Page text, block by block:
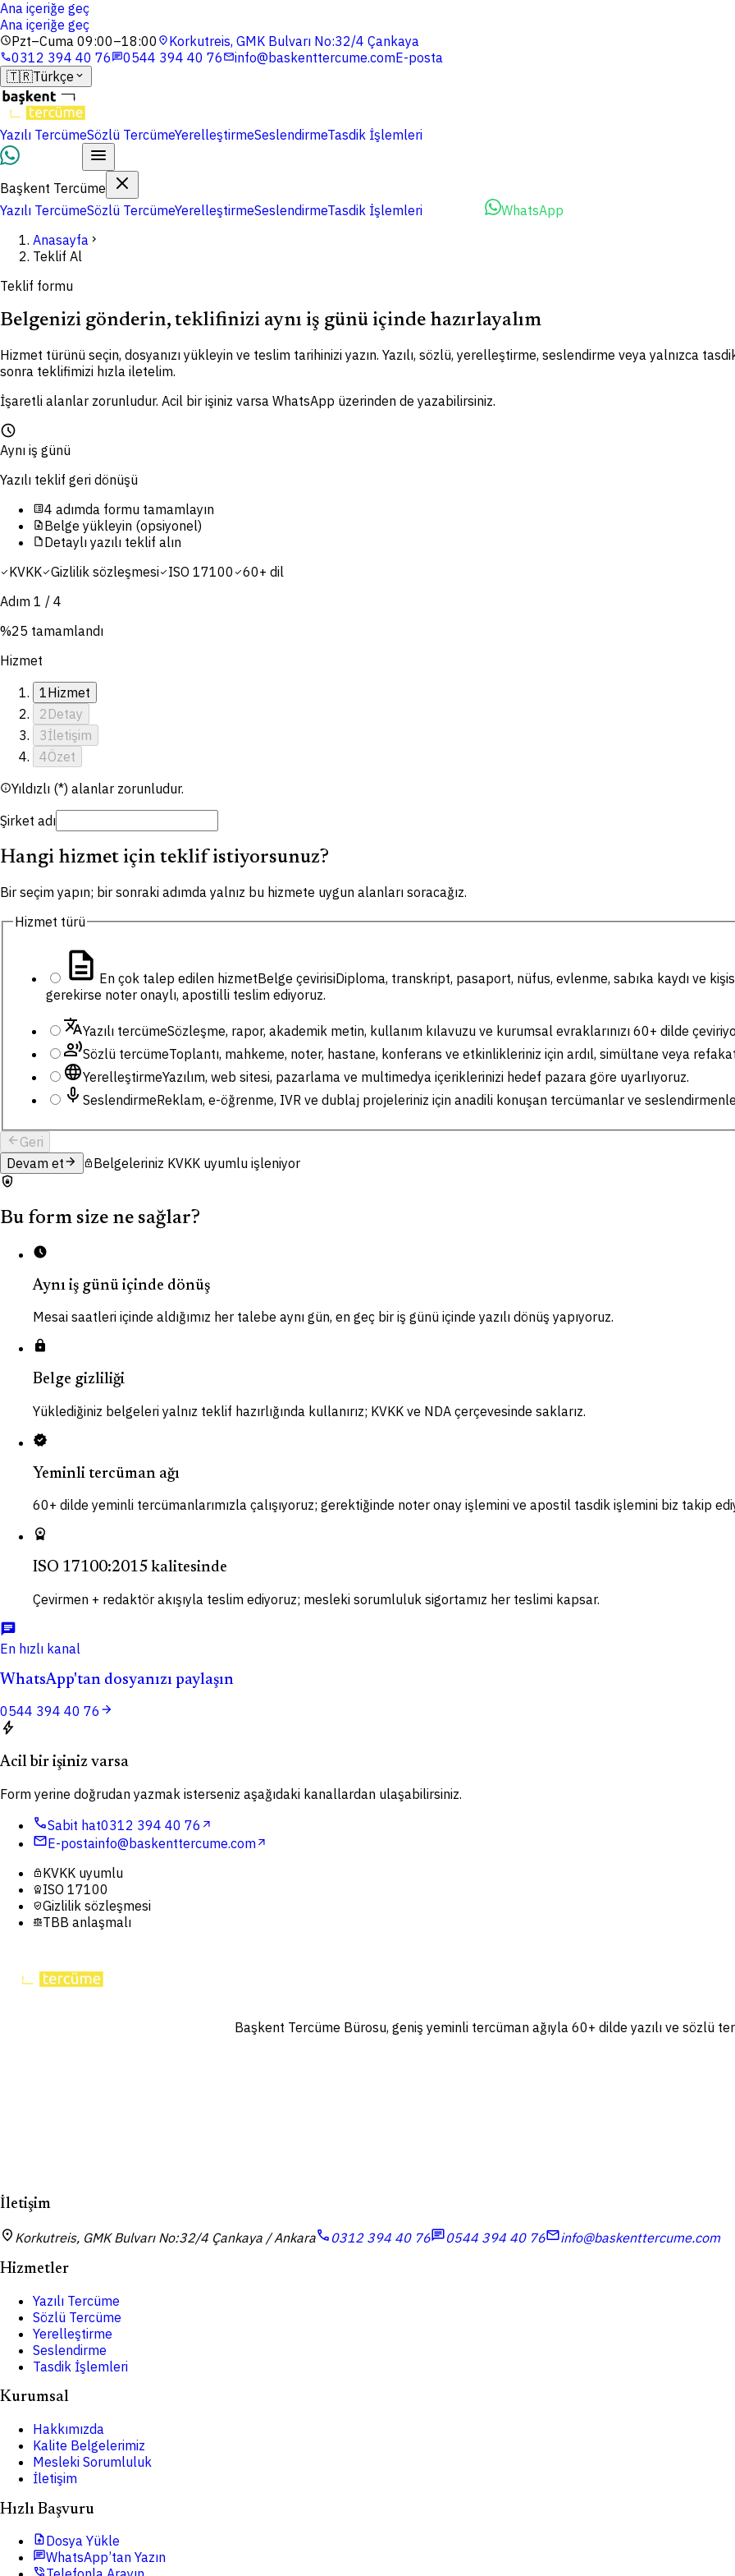
Ana içeriğe geç
Ana içeriğe geç
schedulePzt–Cuma 09:00–18:00 location_onKorkutreis, GMK Bulvarı No:32/4 Çankaya
phone0312 394 40 76chat0544 394 40 76mailinfo@baskenttercume.comE-posta
🇹🇷Türkçe expand_more
Yazılı TercümeSözlü TercümeYerelleştirmeSeslendirmeTasdik İşlemleri
Başkent Tercüme
Yazılı TercümeSözlü TercümeYerelleştirmeSeslendirmeTasdik İşlemleri
WhatsApp
Anasayfa chevron_right
Teklif Al
Teklif formu
Belgenizi gönderin, teklifinizi aynı iş günü içinde hazırlayalım
Hizmet türünü seçin, dosyanızı yükleyin ve teslim tarihinizi yazın. Yazılı, sözlü, yerelleştirme, seslendirme veya yalnızca
sonra teklifimizi hızla iletelim.
İşaretli alanlar zorunludur. Acil bir işiniz varsa WhatsApp üzerinden de yazabilirsiniz.
schedule
Aynı iş günü
Yazılı teklif geri dönüşü
list_alt4 adımda formu tamamlayın
upload_fileBelge yükleyin (opsiyonel)
draftDetaylı yazılı teklif alın
check KVKKcheckGizlilik sözleşmesicheck ISO 17100 check60+ dil
Adım 1 / 4
%25 tamamlandı
Hizmet
1Hizmet
2 Detay
3İletişim
4Özet
infoYıldızlı (*) alanlar zorunludur.
Şirket adı
Hangi hizmet için teklif istiyorsunuz?
Bir seçim yapın; bir sonraki adımda yalnız bu hizmete uygun alanları soracağız.
Hizmet türü
description En çok talep edilen hizmetBelge çevirisiDiploma, transkript, pasaport, nüfus, evlenme, sabıka kaydı ve
gerekirse noter onaylı, apostilli teslim ediyoruz.
translateYazılı tercümeSözleşme, rapor, akademik metin, kullanım kılavuzu ve kurumsal evraklarınızı 60+ dilde
record_voice_overSözlü tercümeToplantı, mahkeme, noter, hastane, konferans ve etkinlikleriniz için ardıl, simültane veya
languageYerelleştirmeYazılım, web sitesi, pazarlama ve multimedya içeriklerinizi hedef pazara göre uyarlıyoruz.
mic SeslendirmeReklam, e-öğrenme, IVR ve dublaj projeleriniz için anadili konuşan tercümanlar ve
arrow_back Geri
Devam etarrow_forward lock Belgeleriniz KVKK uyumlu işleniyor
shield_lock
Bu form size ne sağlar?
schedule
Aynı iş günü içinde dönüş
Mesai saatleri içinde aldığımız her talebe aynı gün, en geç bir iş günü içinde yazılı dönüş yapıyoruz.
lock
Belge gizliliği
Yüklediğiniz belgeleri yalnız teklif hazırlığında kullanırız; KVKK ve NDA çerçevesinde saklarız.
verified
Yeminli tercüman ağı
60+ dilde yeminli tercümanlarımızla çalışıyoruz; gerektiğinde noter onay işlemini ve apostil tasdik işlemini biz takip
workspace_premium
ISO 17100:2015 kalitesinde
Çevirmen + redaktör akışıyla teslim ediyoruz; mesleki sorumluluk sigortamız her teslimi kapsar.
chat
En hızlı kanal
WhatsApp'tan dosyanızı paylaşın
0544 394 40 76 arrow_forward
bolt
Acil bir işiniz varsa
Form yerine doğrudan yazmak isterseniz aşağıdaki kanallardan ulaşabilirsiniz.
callSabit hat0312 394 40 76 arrow_outward
mailE-postainfo@baskenttercume.comarrow_outward
lock KVKK uyumlu
workspace_premium ISO 17100
verified_userGizlilik sözleşmesi
balanceTBB anlaşmalı
Başkent Tercüme Bürosu, geniş yeminli tercüman ağıyla 60+ dilde yazılı ve sözlü
İletişim
location_on Korkutreis, GMK Bulvarı No:32/4 Çankaya / Ankaracall 0312 394 40 76chat0544 394 40 76mailinfo@baskenttercume.com
Hizmetler
Yazılı Tercüme
Sözlü Tercüme
Yerelleştirme
Seslendirme
Tasdik İşlemleri
Kurumsal
Hakkımızda
Kalite Belgelerimiz
Mesleki Sorumluluk
İletişim
Hızlı Başvuru
upload_fileDosya Yükle
chatWhatsApp’tan Yazın
phone_in_talk